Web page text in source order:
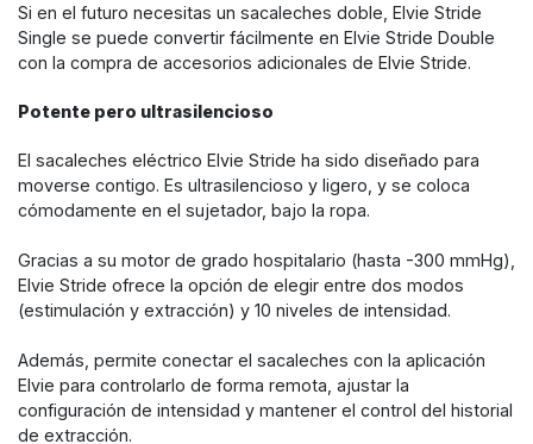
Si en el futuro necesitas un sacaleches doble, Elvie Stride
Single se puede convertir fácilmente en Elvie Stride Double
con la compra de accesorios adicionales de Elvie Stride.
Potente pero ultrasilencioso
El sacaleches eléctrico Elvie Stride ha sido diseñado para
moverse contigo. Es ultrasilencioso y ligero, y se coloca
cómodamente en el sujetador, bajo la ropa.
Gracias a su motor de grado hospitalario (hasta -300 mmHg),
Elvie Stride ofrece la opción de elegir entre dos modos
(estimulación y extracción) y 10 niveles de intensidad.
Además, permite conectar el sacaleches con la aplicación
Elvie para controlarlo de forma remota, ajustar la
configuración de intensidad y mantener el control del historial
de extracción.